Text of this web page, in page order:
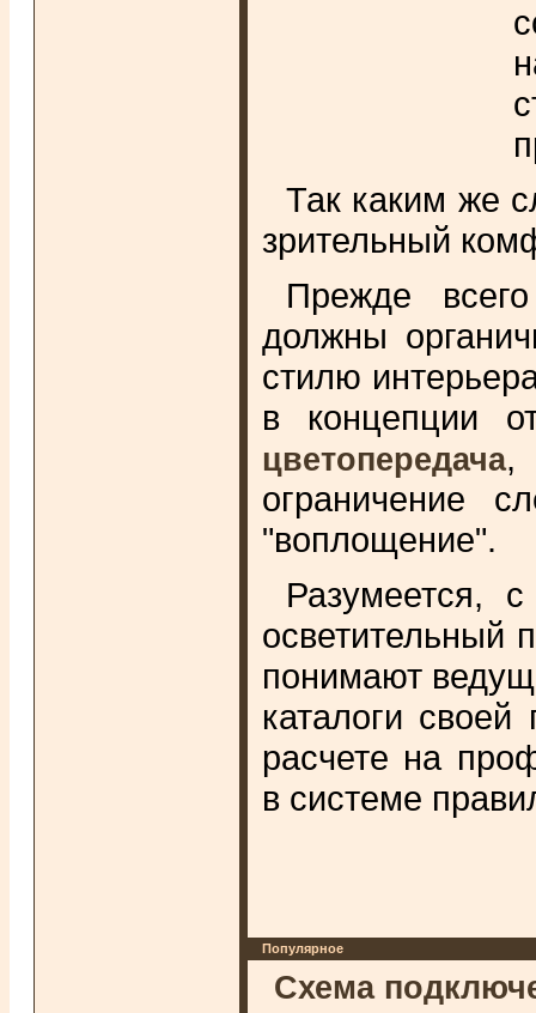
Так каким же
зрительный
Прежде
должны
стилю
в концепции
цветопередача
ограничение
"воплощение".
Разумеется,
осветительный
понимают
каталоги
расчете на
в системе
Популярное
Схема